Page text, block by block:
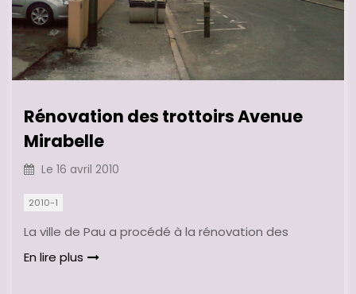
Rénovation des trottoirs Avenue
Mirabelle
Le 16 avril 2010
2010-1
La ville de Pau a procédé à la rénovation des
En lire plus